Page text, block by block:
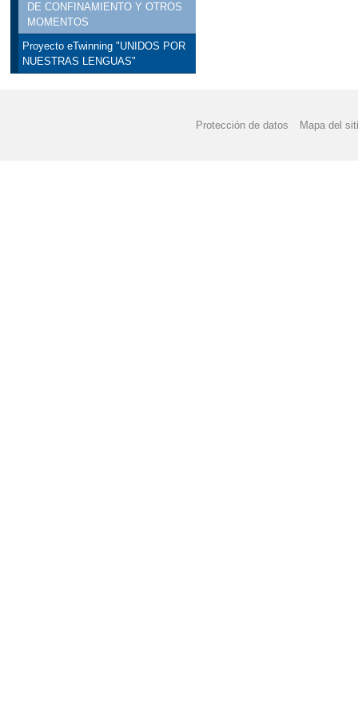
DE CONFINAMIENTO Y OTROS
MOMENTOS
Proyecto eTwinning "UNIDOS POR
NUESTRAS LENGUAS"
Protección de datos Mapa del